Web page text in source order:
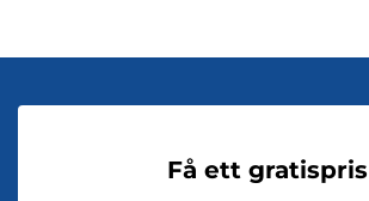
Få ett gratispris